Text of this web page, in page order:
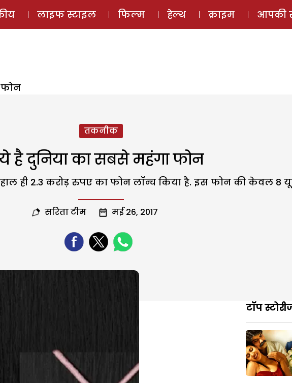
ई-मैगज़ीन ऑडियो स्टोरी लॉग इन
लाइफ स्टाइल फिल्म हेल्थ क्राइम आपकी
तकनीक
है दुनिया का सबसे महंगा फोन
ही 2.3 करोड़ रुपए का फोन लॉन्च किया है. इस फोन की केवल 8
सरिता टीम मई 26, 2017
टॉप